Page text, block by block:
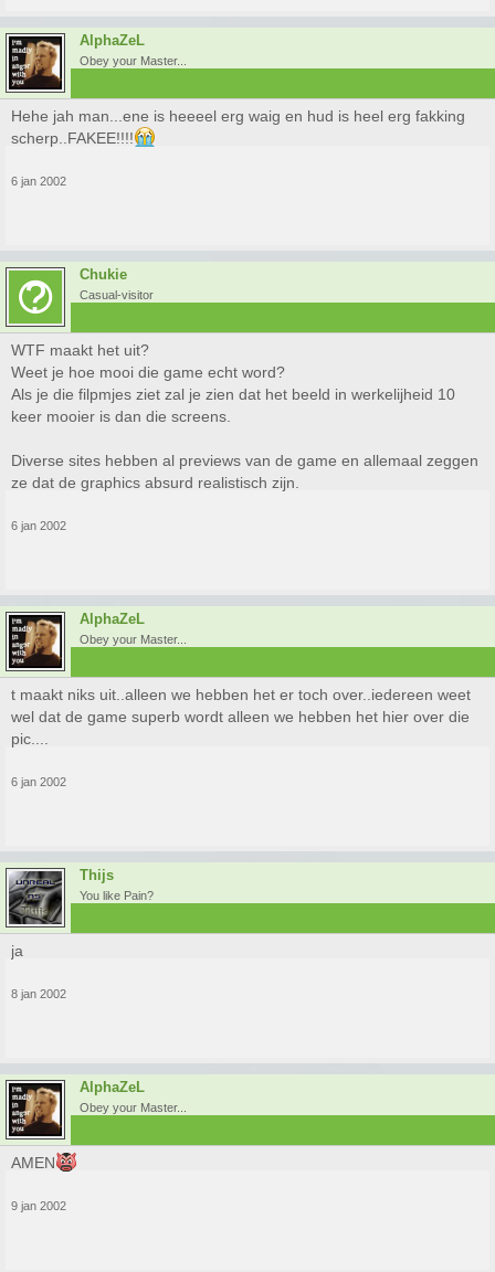
AlphaZeL
Obey your Master...
Hehe jah man...ene is heeeel erg waig en hud is heel erg fakking
scherp..FAKEE!!!!
6 jan 2002
Chukie
Casual-visitor
WTF maakt het uit?
Weet je hoe mooi die game echt word?
Als je die filpmjes ziet zal je zien dat het beeld in werkelijheid 10
keer mooier is dan die screens.
Diverse sites hebben al previews van de game en allemaal zeggen
ze dat de graphics absurd realistisch zijn.
6 jan 2002
AlphaZeL
Obey your Master...
t maakt niks uit..alleen we hebben het er toch over..iedereen weet
wel dat de game superb wordt alleen we hebben het hier over die
pic....
6 jan 2002
Thijs
You like Pain?
ja
8 jan 2002
AlphaZeL
Obey your Master...
AMEN
9 jan 2002